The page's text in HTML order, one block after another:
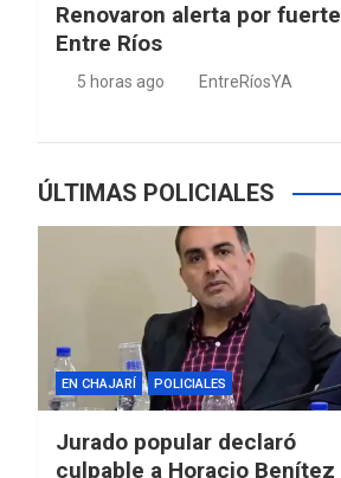
Renovaron alerta por
Entre Ríos
5 horas ago EntreRíosYA
ÚLTIMAS POLICIALES
EN CHAJARÍ POLICIALES
Jurado popular declaró
culpable a Horacio Benítez